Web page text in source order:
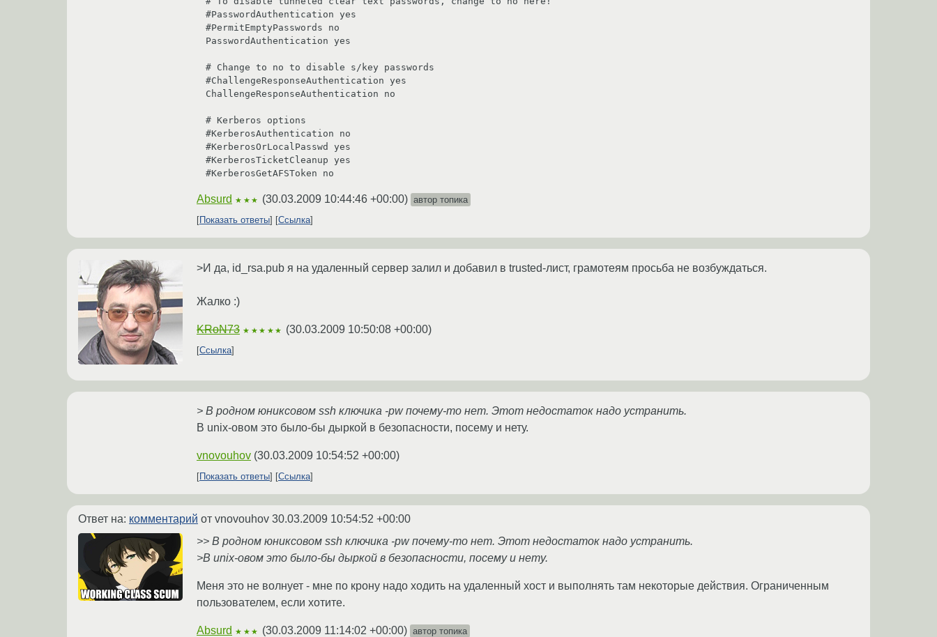
#PasswordAuthentication yes
#PermitEmptyPasswords no
PasswordAuthentication yes
# Change to no to disable s/key passwords
#ChallengeResponseAuthentication yes
ChallengeResponseAuthentication no
# Kerberos options
#KerberosAuthentication no
#KerberosOrLocalPasswd yes
#KerberosTicketCleanup yes
#KerberosGetAFSToken no
Absurd ★★★ (30.03.2009 10:44:46 +00:00) автор топика
Показать ответы
Ссылка
>И да, id_rsa.pub я на удаленный сервер залил и добавил в trusted-лист, грамотеям просьба не возбуждаться.
Жалко :)
KRoN73 ★★★★★ (30.03.2009 10:50:08 +00:00)
Ссылка
> В родном юниксовом ssh ключика -pw почему-то нет. Этот недостаток надо устранить.
В unix-овом это было-бы дыркой в безопасности, посему и нету.
vnovouhov (30.03.2009 10:54:52 +00:00)
Показать ответы Ссылка
Ответ на: комментарий от vnovouhov 30.03.2009 10:54:52 +00:00
>> В родном юниксовом ssh ключика -pw почему-то нет. Этот недостаток надо устранить.
>В unix-овом это было-бы дыркой в безопасности, посему и нету.
Меня это не волнует - мне по крону надо ходить на удаленный хост и выполнять там некоторые действия. Ограниченным
пользователем, если хотите.
Absurd ★★★ (30.03.2009 11:14:02 +00:00) автор топика